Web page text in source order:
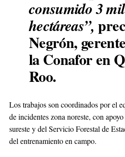
consumido 3
hectáreas”,
Negrón,
la Conafor en
Roo.
Los trabajos son coordinados por el
de incidentes zona noreste, con
sureste y del Servicio Forestal de
del entrenamiento en campo.